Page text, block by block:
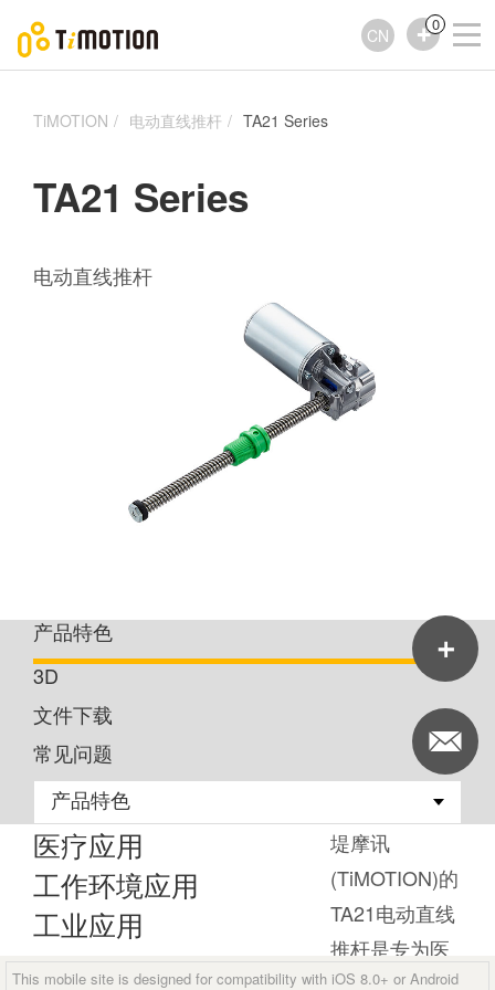
CN
0
TiMOTION 电动直线推杆 TA21 Series
TA21 Series
电动直线推杆
产品特色
3D
文件下载
常见问题
医疗应用
工作环境应用
工业应用
堤摩讯
(TiMOTION)的
TA21电动直线
推杆是专为医
疗或工业应用
This mobile site is designed for compatibility with iOS 8.0+ or Android